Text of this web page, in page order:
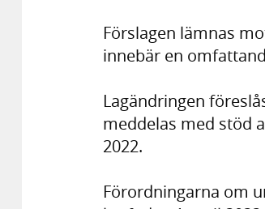
Förslagen lämnas
innebär en
Lagändringen
meddelas med stöd
2022.
Förordningarna om